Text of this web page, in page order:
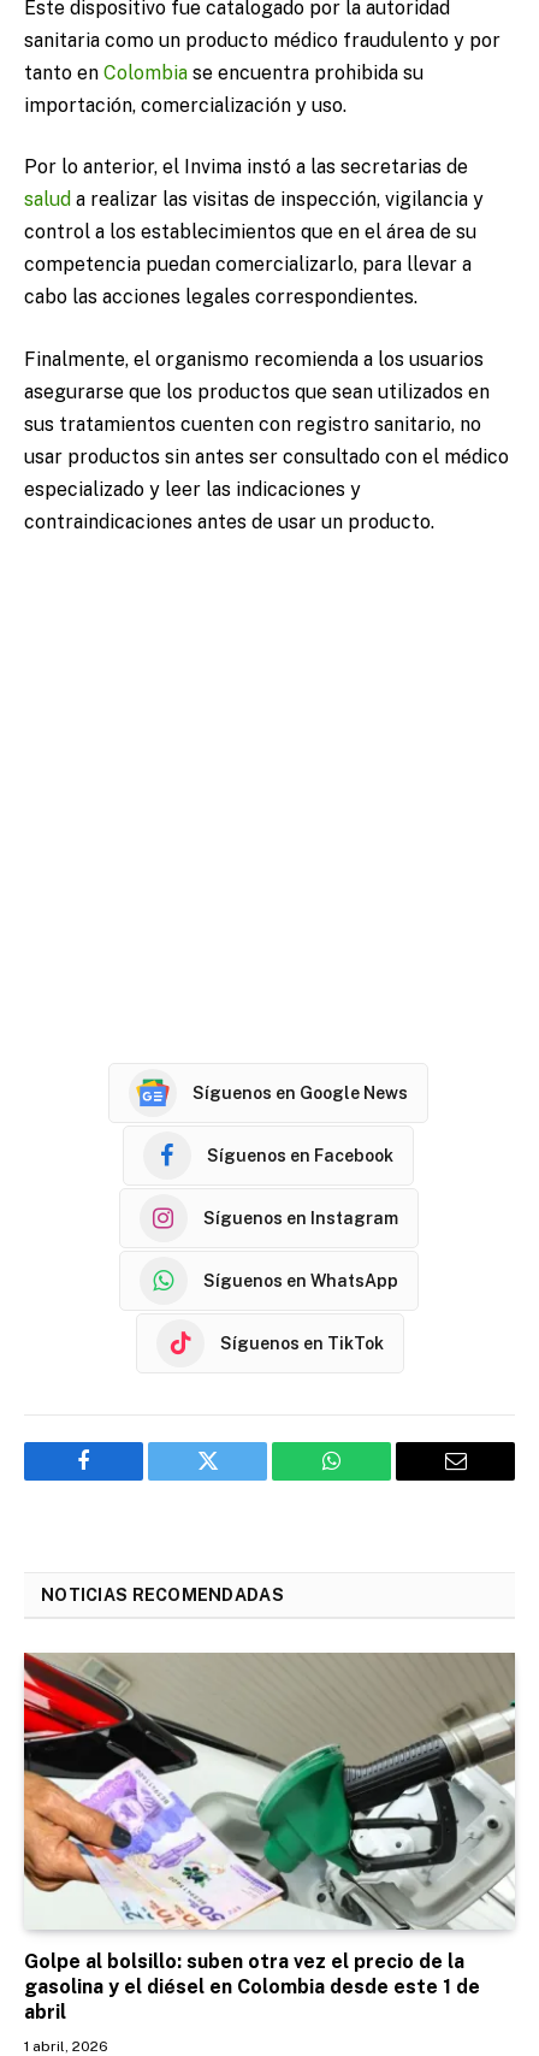
Este dispositivo fue catalogado por la autoridad
sanitaria como un producto médico fraudulento y por
tanto en Colombia se encuentra prohibida su
importación, comercialización y uso.
Por lo anterior, el Invima instó a las secretarias de
salud a realizar las visitas de inspección, vigilancia y
control a los establecimientos que en el área de su
competencia puedan comercializarlo, para llevar a
cabo las acciones legales correspondientes.
Finalmente, el organismo recomienda a los usuarios
asegurarse que los productos que sean utilizados en
sus tratamientos cuenten con registro sanitario, no
usar productos sin antes ser consultado con el médico
especializado y leer las indicaciones y
contraindicaciones antes de usar un producto.
Síguenos en Google News
Síguenos en Facebook
Síguenos en Instagram
Síguenos en WhatsApp
Síguenos en TikTok
Facebook Twitter WhatsApp Email
NOTICIAS RECOMENDADAS
Golpe al bolsillo: suben otra vez el precio de la
gasolina y el diésel en Colombia desde este 1 de
abril
1 abril, 2026